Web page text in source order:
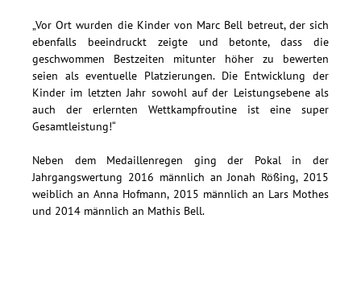
„Vor Ort wurden die Kinder von Marc Bell betreut, der sich
ebenfalls beeindruckt zeigte und betonte, dass die
geschwommen Bestzeiten mitunter höher zu bewerten
seien als eventuelle Platzierungen. Die Entwicklung der
Kinder im letzten Jahr sowohl auf der Leistungsebene als
auch der erlernten Wettkampfroutine ist eine super
Gesamtleistung!“
Neben dem Medaillenregen ging der Pokal in der
Jahrgangswertung 2016 männlich an Jonah Rößing, 2015
weiblich an Anna Hofmann, 2015 männlich an Lars Mothes
und 2014 männlich an Mathis Bell.